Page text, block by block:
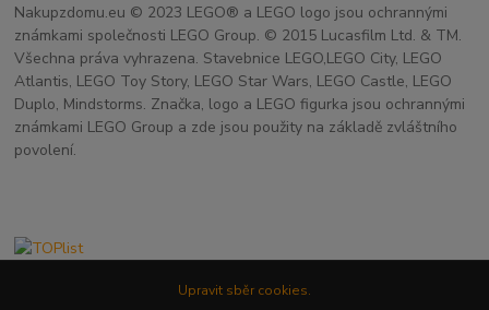
Nakupzdomu.eu © 2023 LEGO® a LEGO logo jsou ochrannými
známkami společnosti LEGO Group. © 2015 Lucasfilm Ltd. & TM.
Všechna práva vyhrazena. Stavebnice LEGO,LEGO City, LEGO
Atlantis, LEGO Toy Story, LEGO Star Wars, LEGO Castle, LEGO
Duplo, Mindstorms. Značka, logo a LEGO figurka jsou ochrannými
známkami LEGO Group a zde jsou použity na základě zvláštního
povolení.
Upravit sběr cookies.